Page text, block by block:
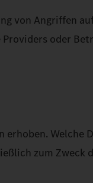
von Angriffen
oder
zum